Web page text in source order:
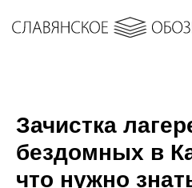
Зачистка
бездомных в
что нужно